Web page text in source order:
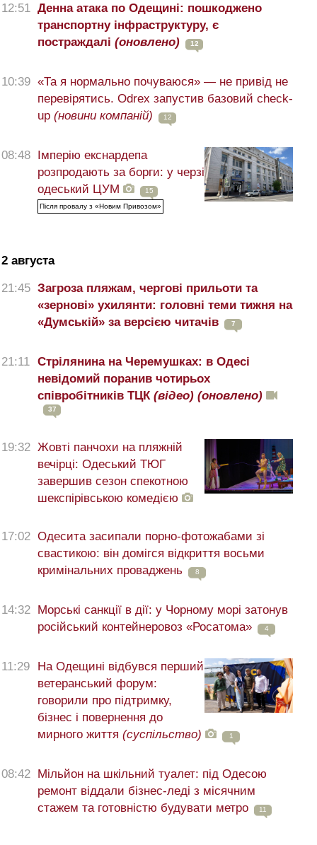
12:51 Денна атака по Одещині: пошкоджено
транспортну інфраструктуру, є
постраждалі (оновлено) 12
10:39 «Та я нормально почуваюся» — не привід не
перевірятись. Odrex запустив базовий check-
up (новини компаній) 12
08:48 Імперію екснардепа
розпродають за борги: у черзі
одеський ЦУМ
15
Після провалу з «Новим Привозом»
2 августа
21:45 Загроза пляжам, чергові прильоти та
«зернові» ухилянти: головні теми тижня на
«Думській» за версією читачів
7
21:11
Стрілянина на Черемушках: в Одесі
невідомий поранив чотирьох
співробітників ТЦК (відео) (оновлено)
37
19:32 Жовті панчохи на пляжній
вечірці: Одеський ТЮГ
завершив сезон спекотною
шекспірівською комедією
17:02 Одесита засипали порно-фотожабами зі
свастикою: він домігся відкриття восьми
кримінальних проваджень
8
14:32 Морські санкції в дії: у Чорному морі затонув
російський контейнеровоз «Росатома»
4
11:29
На Одещині відбувся перший
ветеранський форум:
говорили про підтримку,
бізнес і повернення до
мирного життя (суспільство) 1
08:42 Мільйон на шкільний туалет: під Одесою
ремонт віддали бізнес-леді з місячним
стажем та готовністю будувати метро
11